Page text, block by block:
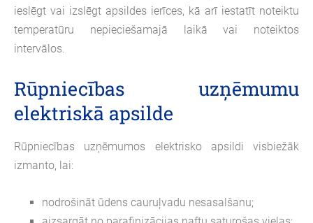
ieslēgt vai izslēgt apsildes ierīces, kā arī iestatīt noteiktu
temperatūru nepieciešamajā laikā vai noteiktos
intervālos.
Rūpniecības uzņēmumu
elektriskā apsilde
Rūpniecības uzņēmumos elektrisko apsildi visbiežāk
izmanto, lai:
nodrošināt ūdens cauruļvadu nesasalšanu;